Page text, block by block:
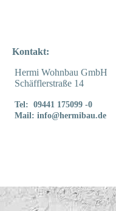
Kontakt:
Hermi Wohnbau GmbH
Schäfflerstraße 14
Tel: 09441 175099
Mail: info@hermibau.de